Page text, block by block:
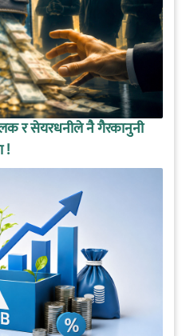
र सेयरधनीले नै गैरकानुनी
!